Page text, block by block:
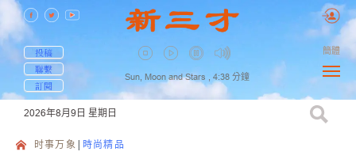
投稿
聯繫
訂閱
Sun, Moon and Stars , 4:38 分鐘
簡體
2026年8月9日 星期日
时事万象 時尚精品